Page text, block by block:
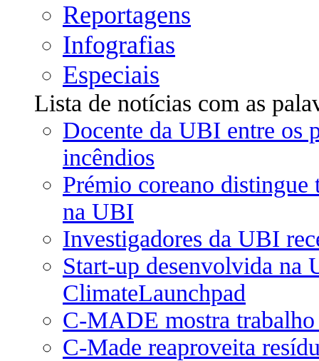
Reportagens
Infografias
Especiais
Lista de notícias com as
Docente da UBI entre os
incêndios
Prémio coreano
na UBI
Investigadores da UBI
Start-up desenvolvida na
ClimateLaunchpad
C-MADE mostra trabalho
C-Made reaproveita